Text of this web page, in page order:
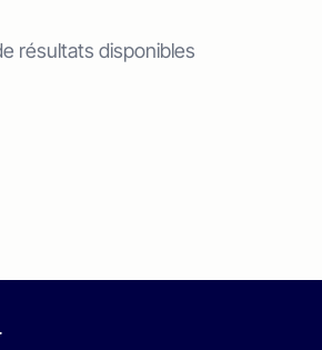
résultats disponibles